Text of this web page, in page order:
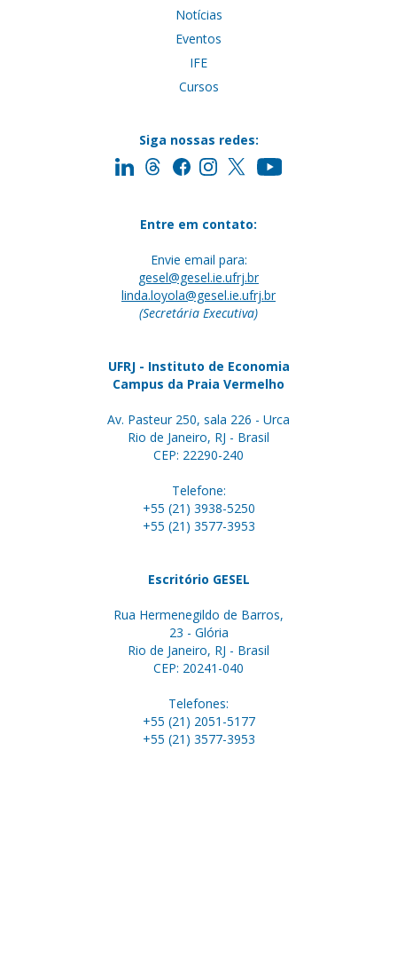
Notícias
Eventos
IFE
Cursos
Siga nossas redes:
Entre em contato:
Envie email para:
gesel@gesel.ie.ufrj.br
linda.loyola@gesel.ie.ufrj.br
(Secretária Executiva)
UFRJ - Instituto de Economia
Campus da Praia Vermelho
Av. Pasteur 250, sala 226 - Urca
Rio de Janeiro, RJ - Brasil
CEP: 22290-240
Telefone:
+55 (21) 3938-5250
+55 (21) 3577-3953
Escritório GESEL
Rua Hermenegildo de Barros,
23 - Glória
Rio de Janeiro, RJ - Brasil
CEP: 20241-040
Telefones:
+55 (21) 2051-5177
+55 (21) 3577-3953